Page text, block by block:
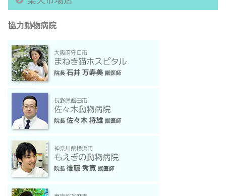
協力動物病院